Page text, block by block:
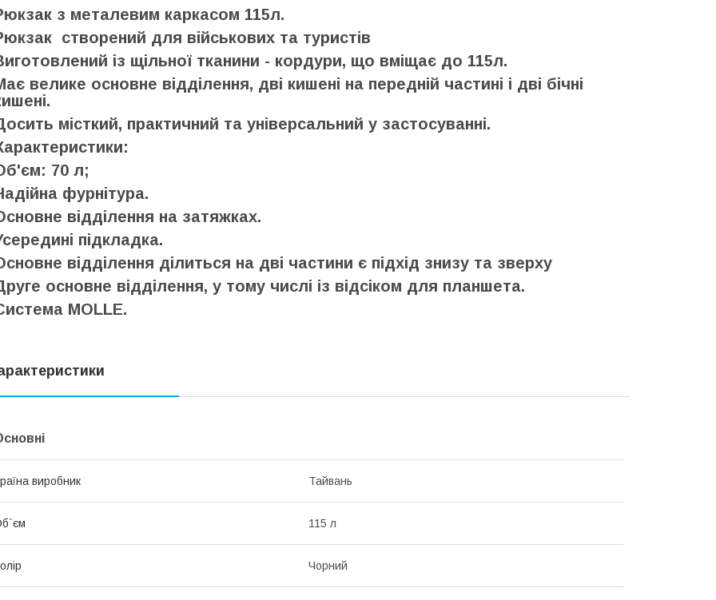
з металевим каркасом 115л.
створений для військових та туристів
із щільної тканини - кордури, що вміщає до 115л.
велике основне відділення, дві кишені на передній частині і дві бічні
місткий, практичний та універсальний у застосуванні.
70 л;
фурнітура.
відділення на затяжках.
підкладка.
відділення ділиться на дві частини є підхід знизу та зверху
основне відділення, у тому числі із відсіком для планшета.
MOLLE.
виробник Тайвань
115 л
Чорний